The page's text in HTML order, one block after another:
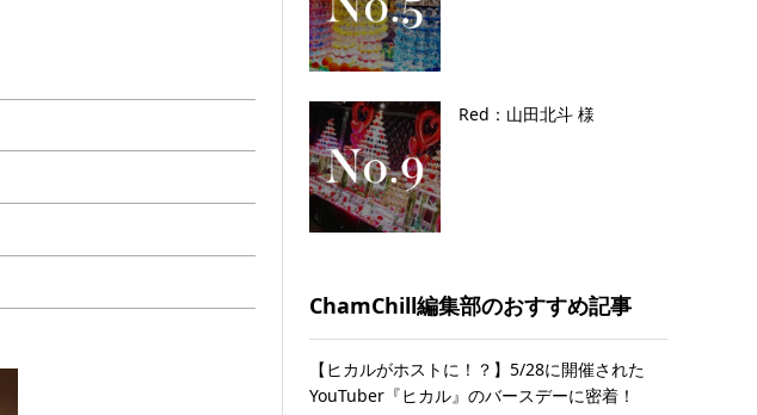
Red：山田北斗 様
ChamChill編集部のおすすめ記事
【ヒカルがホストに！？】5/28に開催された
YouTuber『ヒカル』のバースデーに密着！